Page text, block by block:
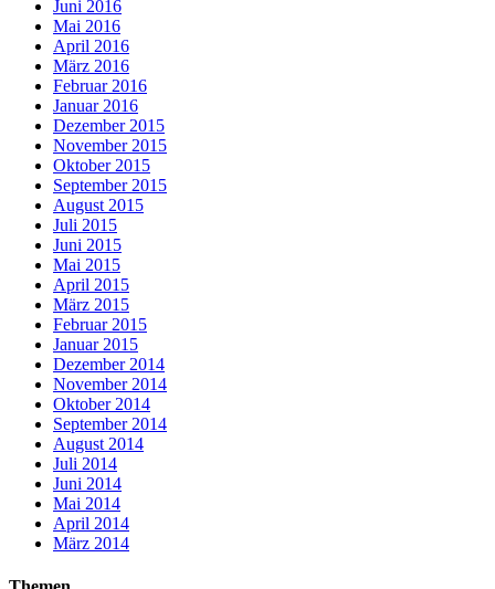
Juni 2016
Mai 2016
April 2016
März 2016
Februar 2016
Januar 2016
Dezember 2015
November 2015
Oktober 2015
September 2015
August 2015
Juli 2015
Juni 2015
Mai 2015
April 2015
März 2015
Februar 2015
Januar 2015
Dezember 2014
November 2014
Oktober 2014
September 2014
August 2014
Juli 2014
Juni 2014
Mai 2014
April 2014
März 2014